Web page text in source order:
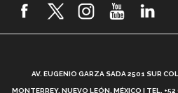
2026! (video)
¿Cómo es el Modelo
AV. EUGENIO GARZA SADA 2501 SUR
MONTERREY, NUEVO LEÓN, MÉXICO | TEL.